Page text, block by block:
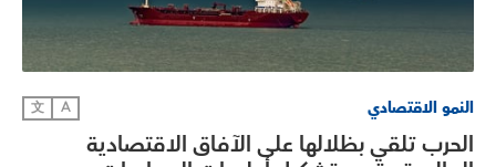
النمو الاقتصادي A
文
الحرب تلقي بظلالها على الآفاق الاقتصادية